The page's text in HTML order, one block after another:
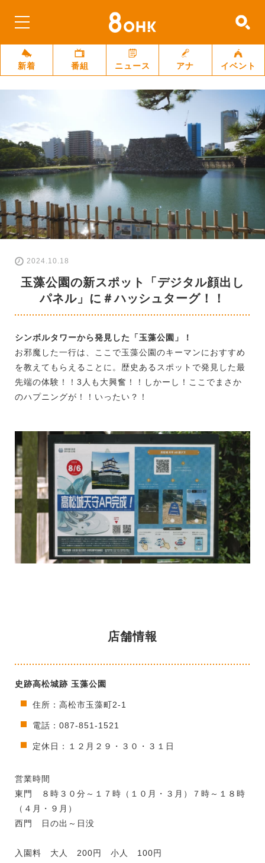
新着 番組 ニュース アナ イベント
2024.10.18
玉藻公園の新スポット「デジタル顔出し
パネル」に＃ハッシュターグ！！
シンボルタワーから発見した「玉藻公園」！
お邪魔した一行は、ここで玉藻公園のキーマンにおすすめ
を教えてもらえることに。歴史あるスポットで発見した最
先端の体験！！3人も大興奮！！しかーし！ここでまさか
のハプニングが！！いったい？！
店舗情報
史跡高松城跡 玉藻公園
住所：高松市玉藻町2-1
電話：087-851-1521
定休日：１２月２９・３０・３１日
営業時間
東門 ８時３０分～１７時（１０月・３月）７時～１８時
（４月・９月）
西門 日の出～日没
入園料 大人 200円 小人 100円